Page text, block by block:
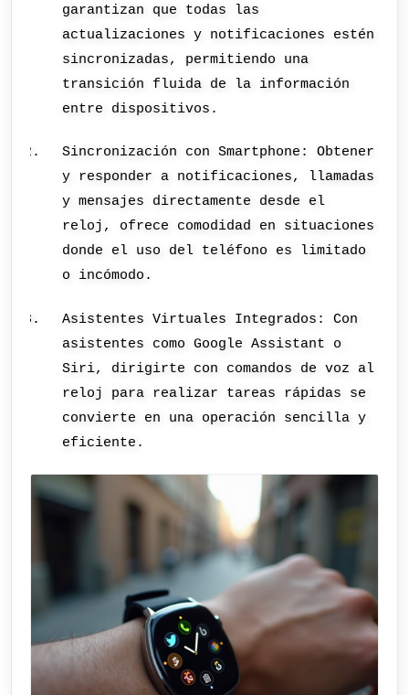
garantizan que todas las
actualizaciones y notificaciones estén
sincronizadas, permitiendo una
transición fluida de la información
entre dispositivos.
Sincronización con Smartphone: Obtener
y responder a notificaciones, llamadas
y mensajes directamente desde el
reloj, ofrece comodidad en situaciones
donde el uso del teléfono es limitado
o incómodo.
Asistentes Virtuales Integrados: Con
asistentes como Google Assistant o
Siri, dirigirte con comandos de voz al
reloj para realizar tareas rápidas se
convierte en una operación sencilla y
eficiente.